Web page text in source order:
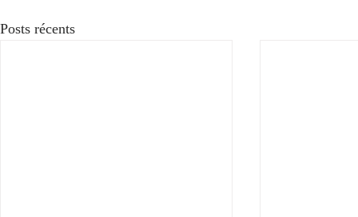
Posts récents